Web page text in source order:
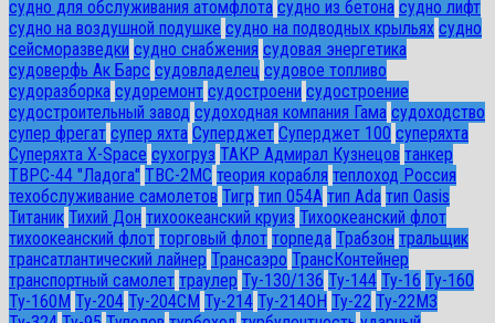
судно для обслуживания атомфлота судно из бетона судно лифт
судно на воздушной подушке судно на подводных крыльях судно
сейсморазведки судно снабжения судовая энергетика
судоверфь Ак Барс судовладелец судовое топливо
судоразборка судоремонт судостроени судостроение
судостроительный завод судоходная компания Гама судоходство
супер фрегат супер яхта Суперджет Суперджет 100 суперяхта
Суперяхта X-Space сухогруз ТАКР Адмирал Кузнецов танкер
ТВРС-44 "Ладога" ТВС-2МС теория корабля теплоход Россия
техобслуживание самолетов Тигр тип 054А тип Ada тип Oasis
Титаник Тихий Дон тихоокеанский круиз Тихоокеанский флот
тихоокеанский флот торговый флот торпеда Трабзон тральщик
трансатлантический лайнер Трансаэро ТрансКонтейнер
транспортный самолет траулер Ту-130/136 Ту-144 Ту-16 Ту-160
Ту-160М Ту-204 Ту-204СМ Ту-214 Ту-214ОН Ту-22 Ту-22М3